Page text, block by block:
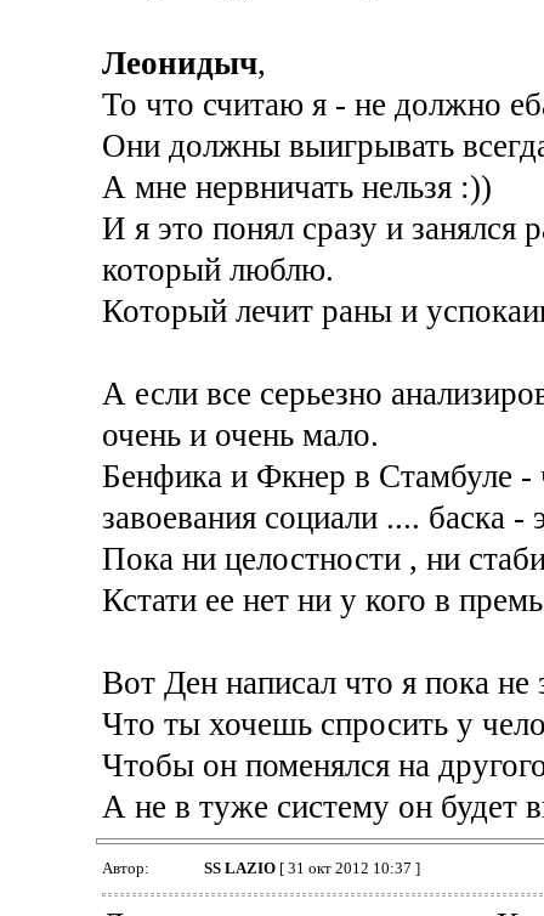
Леонидыч,
То что считаю я - не должно
Они должны выигрывать
А мне нервничать нельзя :))
И я это понял сразу и занялся
который люблю.
Который лечит раны и
А если все серьезно
очень и очень мало.
Бенфика и Фкнер в Стамбуле -
завоевания социали .... баска -
Пока ни целостности , ни
Кстати ее нет ни у кого в
Вот Ден написал что я пока не
Что ты хочешь спросить у
Чтобы он поменялся на
А не в туже систему он будет
Автор: SS LAZIO[ 31 окт 2012 10:37 ]